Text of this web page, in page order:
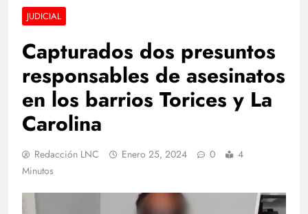
JUDICIAL
Capturados dos presuntos
responsables de asesinatos
en los barrios Torices y La
Carolina
Redacción LNC Enero 25, 2024 0
4
Minutos